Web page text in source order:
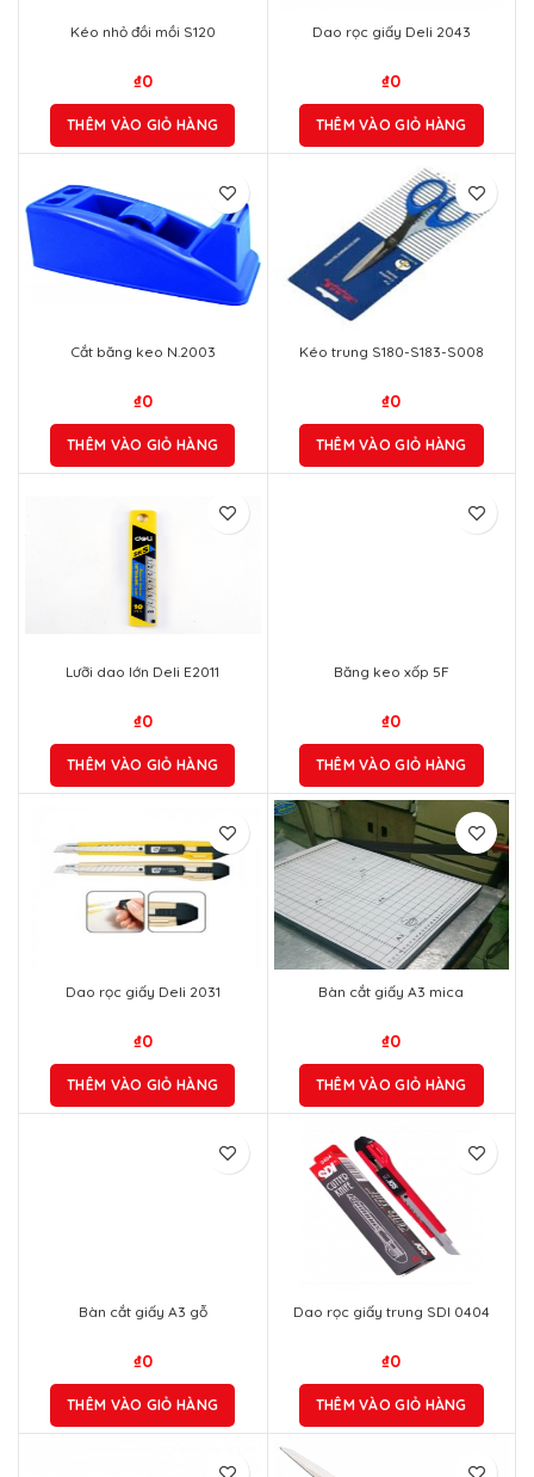
Kéo nhỏ đồi mồi S120
₫0
THÊM VÀO GIỎ HÀNG
Dao rọc giấy Deli 2043
₫0
THÊM VÀO GIỎ HÀNG
Cắt băng keo N.2003
₫0
THÊM VÀO GIỎ HÀNG
Kéo trung S180-S183-S008
₫0
THÊM VÀO GIỎ HÀNG
Lưỡi dao lớn Deli E2011
₫0
THÊM VÀO GIỎ HÀNG
Băng keo xốp 5F
₫0
THÊM VÀO GIỎ HÀNG
Dao rọc giấy Deli 2031
₫0
THÊM VÀO GIỎ HÀNG
Bàn cắt giấy A3 mica
₫0
THÊM VÀO GIỎ HÀNG
Bàn cắt giấy A3 gỗ
₫0
THÊM VÀO GIỎ HÀNG
Dao rọc giấy trung SDI 0404
₫0
THÊM VÀO GIỎ HÀNG